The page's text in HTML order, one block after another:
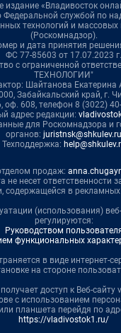
издание «Владивосток
Федеральной службой по
технологий и
(Роскомнадзор).
и дата принятия
ФС 77-85603 от 17.07.2023 г.
с ограниченной
ТЕХНОЛОГИИ"
Шайтанова Екатерина
Забайкальский край, г.
оф. 608, телефон 8 (3022)
адрес редакции:
для Роскомнадзора и
органов: juristnsk@shkulev.ru
Техподдержка:
продаж:
не несет ответственности
содержащейся в рекламных
(использования)
регулируются:
Руководством
функциональных
в виде интернет-
на стороне
доступ к Веб-сайту
с использованием
планшета перейдя по
https://vladivostok1.ru/